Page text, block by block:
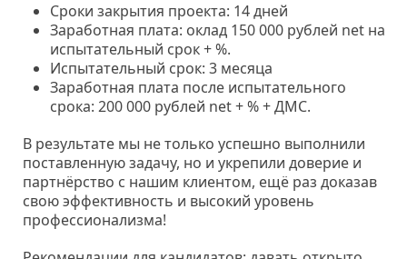
Сроки закрытия проекта: 14 дней
Заработная плата: оклад 150 000 рублей net на
испытательный срок + %.
Испытательный срок: 3 месяца
Заработная плата после испытательного
срока: 200 000 рублей net + % + ДМС.
В результате мы не только успешно выполнили
поставленную задачу, но и укрепили доверие и
партнёрство с нашим клиентом, ещё раз доказав
свою эффективность и высокий уровень
профессионализма!